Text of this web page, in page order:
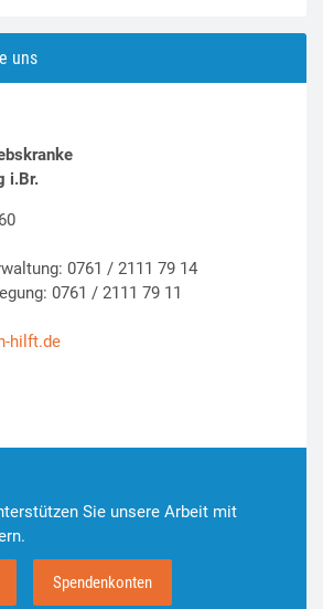
uns
i.Br.
0761 / 2111 79 14
0761 / 2111 79 11
hilft.de
Sie unsere Arbeit mit
Spendenkonten